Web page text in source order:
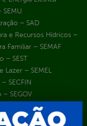
SEMU
– SAD
e Recursos Hídricos –
Familiar – SEMAF
– SEST
Lazer – SEMEL
SECFIN
– SEGOV
– SEMA
e Gestão – SEPLAG